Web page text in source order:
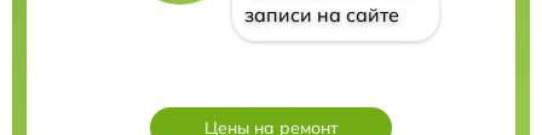
записи на сайте
Цены на ремонт